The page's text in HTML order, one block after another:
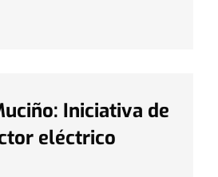
Iniciativa de
eléctrico